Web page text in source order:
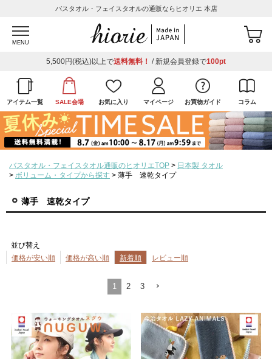
バスタオル・フェイスタオルの通販ならヒオリエ 本店
MENU
5,500円(税込)以上で送料無料！ / 新規会員登録で100pt
アイテム一覧 SALE会場 お気に入り マイページ お買物ガイド コラム
バスタオル・フェイスタオル通販のヒオリエTOP
日本製 タオル
ボリューム・タイプから探す
薄手 速乾タイプ
薄手 速乾タイプ
並び替え
価格が安い順
価格が高い順 新着順 レビュー順
1 2 3